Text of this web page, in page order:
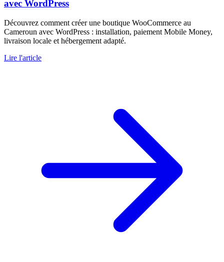
avec WordPress
Découvrez comment créer une boutique WooCommerce au
Cameroun avec WordPress : installation, paiement Mobile Money,
livraison locale et hébergement adapté.
Lire l'article